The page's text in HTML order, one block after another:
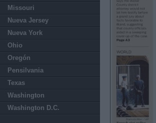
Missouri
Nueva Jersey
Nueva York
Ohio
Oregón
Pensilvania
Texas
Washington
Washington D.C.